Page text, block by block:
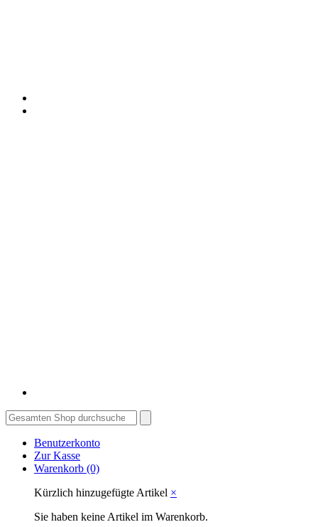
Benutzerkonto
Zur Kasse
Warenkorb (0)
Kürzlich hinzugefügte Artikel ×
Sie haben keine Artikel im Warenkorb.